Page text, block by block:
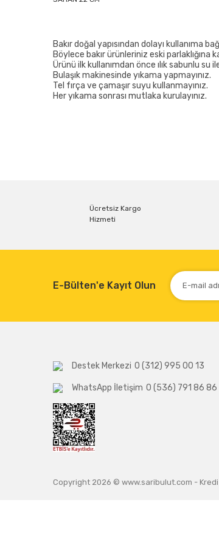
Bakır doğal yapısından dolayı kullanıma
Böylece bakır ürünleriniz eski parlaklığına
Ürünü ilk kullanımdan önce ılık sabunlu su
Bulaşık makinesinde yıkama yapmayınız.
Tel fırça ve çamaşır suyu kullanmayınız.
Her yıkama sonrası mutlaka kurulayınız.
Ürün açıklamasında eksik bilgiler bulunuyor.
Ürün bilgilerinde hatalar bulunuyor.
Ücretsiz Kargo
Hizmeti
E-Bülten'e Kayıt Olun
Destek Merkezi 0 (312) 995 00 13
WhatsApp İletişim 0 (536) 791 86 86
Copyright 2026 © www.saribulut.com - Kredi